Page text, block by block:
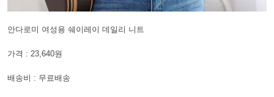
안다로미 여성용 쉐이레이 데일리 니트
가격 : 23,640원
배송비 : 무료배송